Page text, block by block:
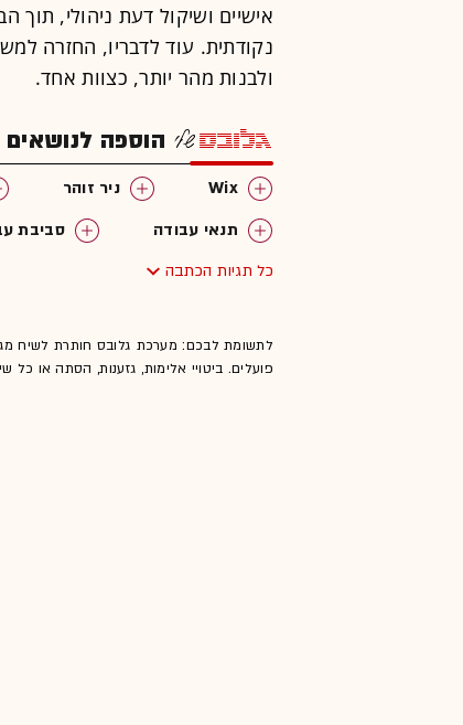
אישיים ושיקול דעת ניהולי,
נקודתית. עוד לדבריו, החזרה
ולבנות מהר יותר, כצוות אחד.
הוספה לנושאים
Wix ניר זוהר
תנאי עבודה
סביבת
עבודה מרחוק
כל תגיות הכתבה
לתשומת לבכם: מערכת גלובס חותרת לשיח
פועלים. ביטויי אלימות, גזענות, הסתה או כל